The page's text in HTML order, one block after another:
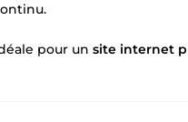
pour un site internet